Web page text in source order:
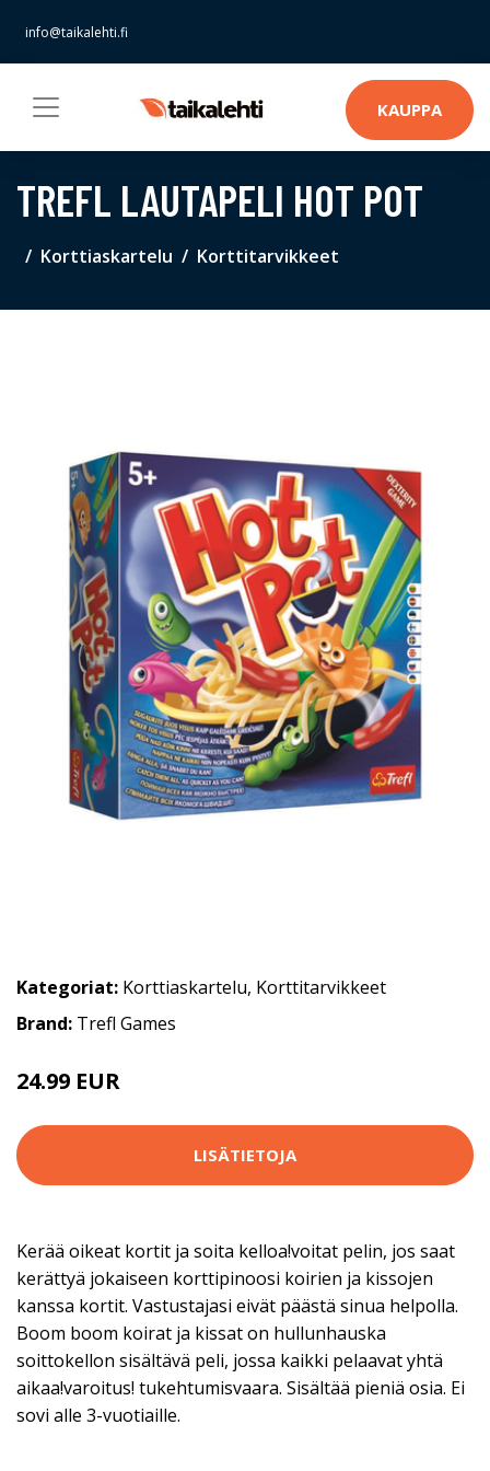
info@taikalehti.fi
KAUPPA
TREFL LAUTAPELI HOT POT
Korttiaskartelu Korttitarvikkeet
Kategoriat: Korttiaskartelu, Korttitarvikkeet
Brand: Trefl Games
24.99 EUR
LISÄTIETOJA
Kerää oikeat kortit ja soita kelloa!voitat pelin, jos saat
kerättyä jokaiseen korttipinoosi koirien ja kissojen
kanssa kortit. Vastustajasi eivät päästä sinua helpolla.
Boom boom koirat ja kissat on hullunhauska
soittokellon sisältävä peli, jossa kaikki pelaavat yhtä
aikaa!varoitus! tukehtumisvaara. Sisältää pieniä osia. Ei
sovi alle 3-vuotiaille.